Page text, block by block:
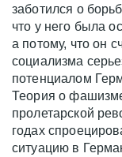
заботился о
что у него была
а потому, что он
социализма
потенциалом
Теория о
пролетарской
годах
ситуацию в